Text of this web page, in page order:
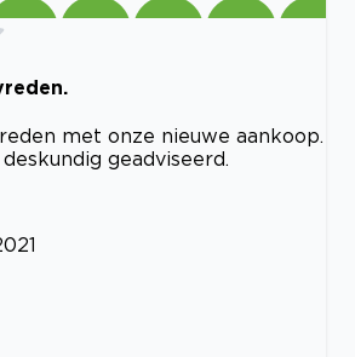
met onze nieuwe aankoop.
geadviseerd.